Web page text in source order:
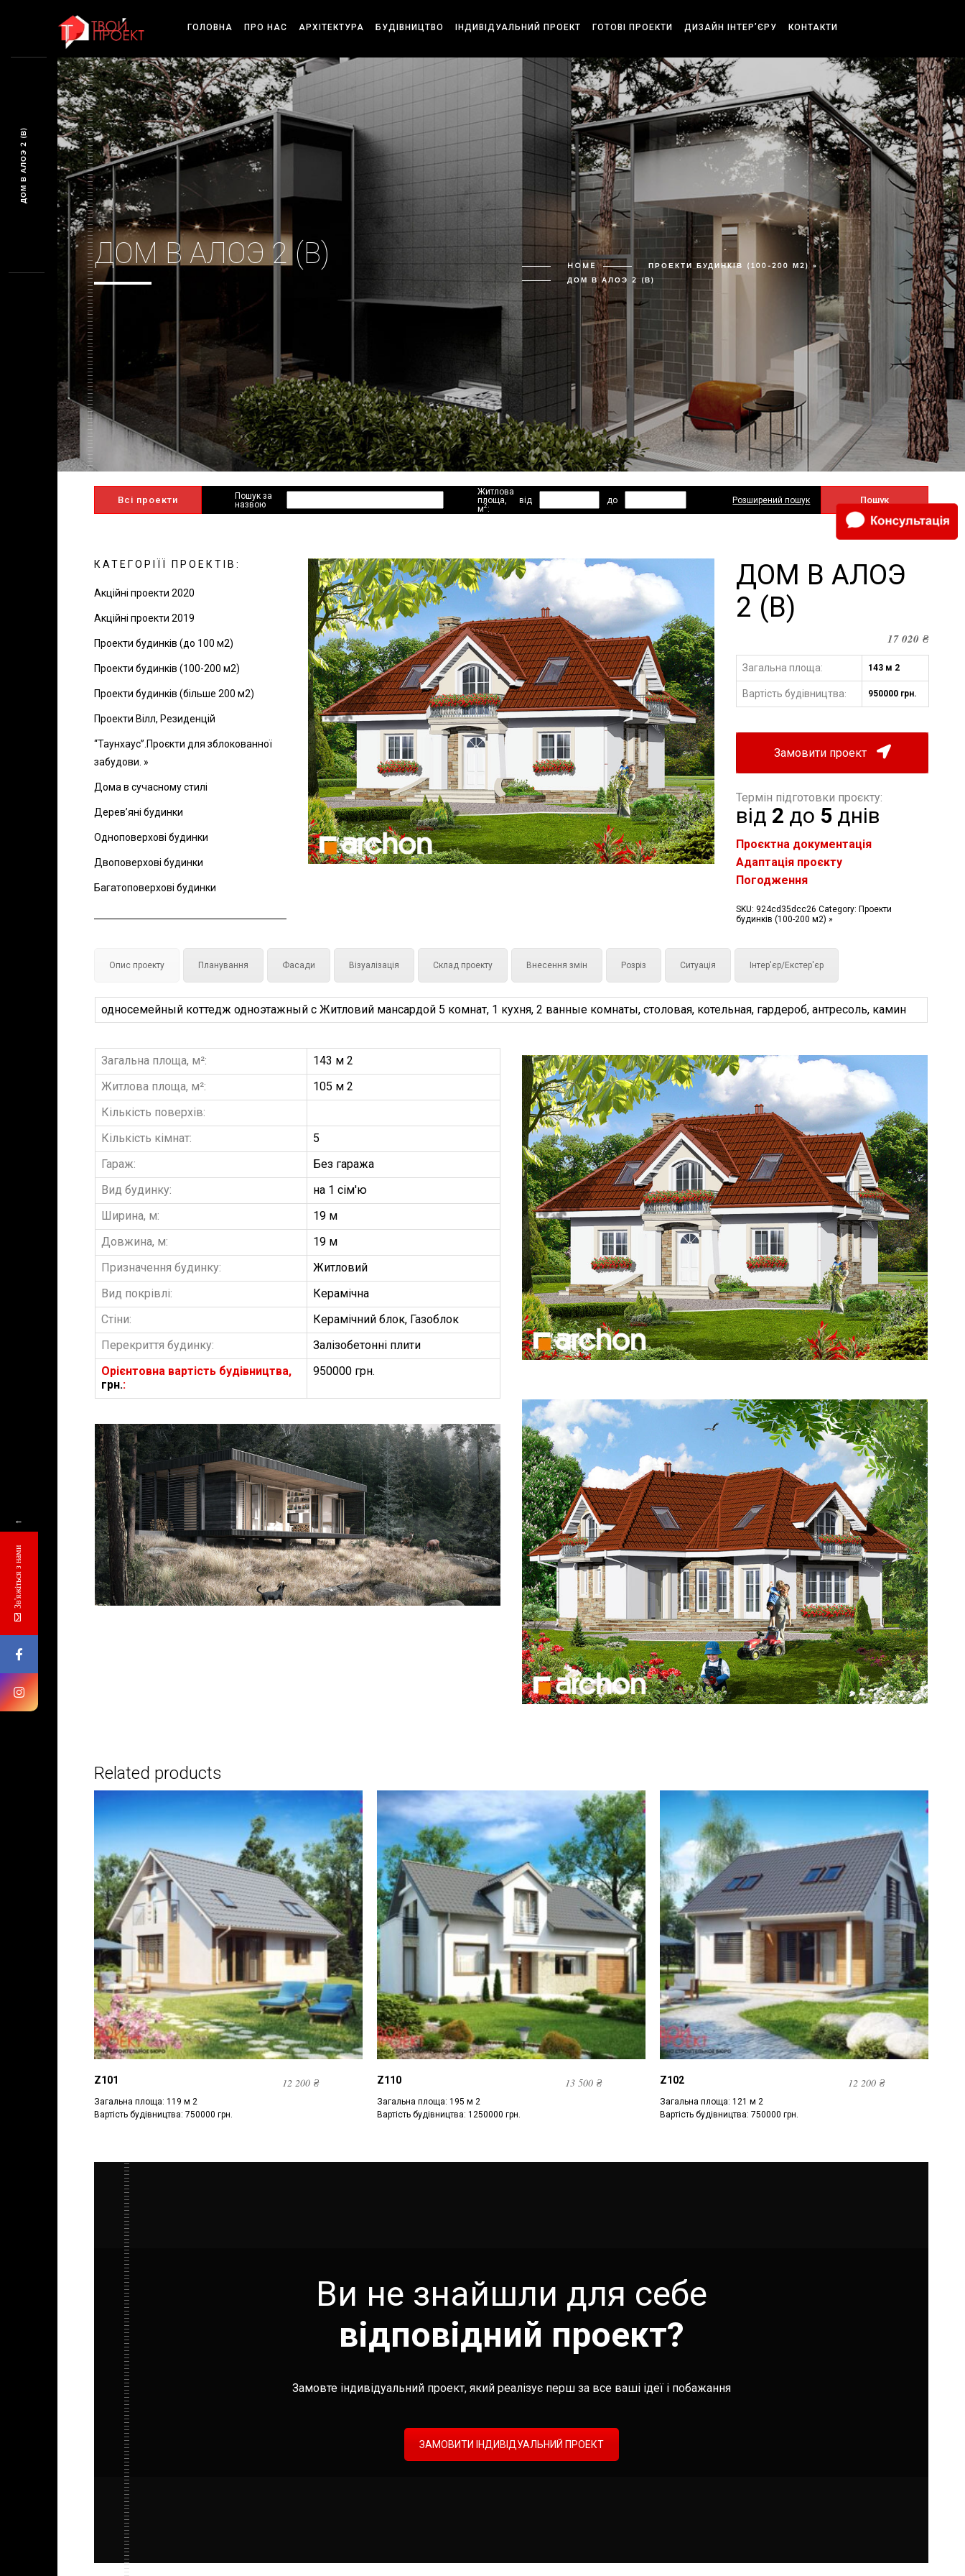
ГОЛОВНА ПРО НАС АРХІТЕКТУРА БУДІВНИЦТВО ІНДИВІДУАЛЬНИЙ ПРОЕКТ ГОТОВІ ПРОЕКТИ ДИЗАЙН ІНТЕР’ЄРУ КОНТАКТИ
ДОМ В АЛОЭ 2 (В) HOME
ПРОЕКТИ БУДИНКІВ (100-200 М2) »
ДОМ В АЛОЭ 2 (В)
Всі проекти
Пошук за
назвою
Житлова
площа,
м2:
від до Пошук
Розширений пошук
КАТЕГОРІЇЇ ПРОЕКТІВ:
Акційні проекти 2020
Акційні проекти 2019
Проекти будинків (до 100 м2)
Проекти будинків (100-200 м2)
Проекти будинків (більше 200 м2)
Проекти Вілл, Резиденцій
“Таунхаус”.Проєкти для зблокованної
забудови. »
Дома в сучасному стилі
Дерев’яні будинки
Одноповерхові будинки
Двоповерхові будинки
Багатоповерхові будинки
ДОМ В АЛОЭ
2 (В)
17 020₴
Загальна площа: 143 м 2
Вартість будівництва: 950000 грн.
Замовити проект
Термін підготовки проєкту:
від 2 до 5 днів
Проєктна документація
Адаптація проєкту
Погодження
SKU: 924cd35dcc26 Category:Проекти
будинків (100-200 м2) »
Опис проекту Планування Фасади Візуалізація Склад проекту Внесення змін Розріз Ситуація Інтер'єр/Екстер'єр
односемейный коттедж одноэтажный с Житловий мансардой 5 комнат, 1 кухня, 2 ванные комнаты, столовая, котельная, гардероб, антресоль, камин
Загальна площа, м²:
143 м 2
Житлова площа, м²:
105 м 2
Кількість поверхів:
Кількість кімнат:
5
Гараж:
Без гаража
Вид будинку:
на 1 сім'ю
Ширина, м:
19 м
Довжина, м:
19 м
Призначення будинку:
Житловий
Вид покрівлі:
Керамічна
Стіни:
Керамічний блок, Газоблок
Перекриття будинку:
Залізобетонні плити
Орієнтовна вартість будівництва,
грн.:
950000 грн.
БУДІВНИЦТВО БУДИНКІВ
З
АББ”ТВІЙ ПРОЕКТ”
Замовити будівництво
Related products
Z101 12 200 ₴
Загальна площа: 119 м 2
Вартість будівництва: 750000 грн.
Z110 13 500 ₴
Загальна площа: 195 м 2
Вартість будівництва: 1250000 грн.
Z102 12 200₴
Загальна площа: 121 м 2
Вартість будівництва: 750000 грн.
Ви не знайшли для себе
відповідний проект?
Замовте індивідуальний проект, який реалізує перш за все ваші ідеї і побажання
ЗАМОВИТИ ІНДИВІДУАЛЬНИЙ ПРОЕКТ
ДОМ В АЛОЭ 2 (В)
←
Зв'яжіться з нами